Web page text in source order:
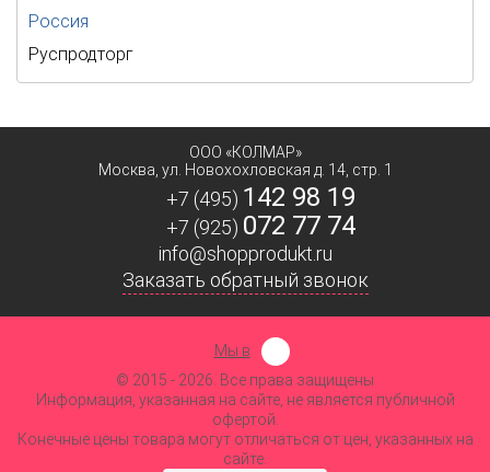
Россия
Руспродторг
ООО «КОЛМАР»
Москва ул. Новохохловская д. 14, стр. 1
+7 (495) 142 98 19
+7 (925) 072 77 74
info@shopprodukt.ru
Заказать обратный звонок
Мы в
© 2015 - 2026. Все права защищены
Информация, указанная на сайте, не является публичной
офертой.
Конечные цены товара могут отличаться от цен, указанных на
сайте.